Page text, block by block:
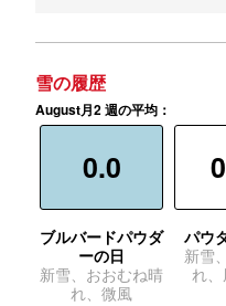
雪の履歴
August月2 週の平均：
0.0
ブルバードパウダ
ーの日
新雪、おおむね晴
れ、微風
パウ
新雪
れ、